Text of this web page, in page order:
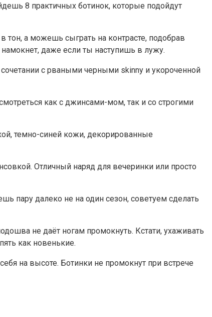
8 практичных ботинок, которые подойдут
тон, а можешь сыграть на контрасте, подобрав
даже если ты наступишь в лужу.
с рваными черными skinny и укороченной
как с джинсами-мом, так и со строгими
темно-синей кожи, декорированные
Отличный наряд для вечеринки или просто
пару далеко не на один сезон, советуем сделать
не даёт ногам промокнуть. Кстати, ухаживать
как новенькие.
на высоте. Ботинки не промокнут при встрече